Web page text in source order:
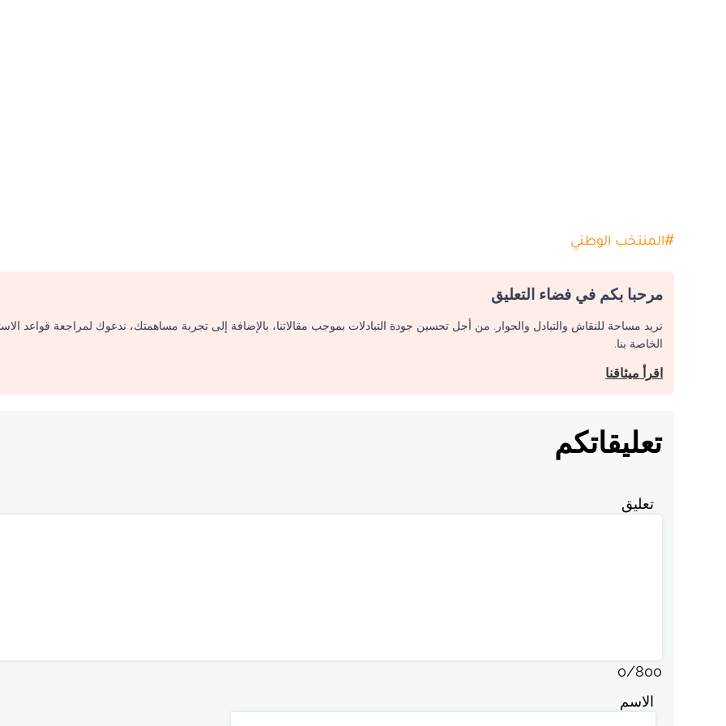
#المنتخب الوطني
مرحبا بكم في فضاء التعليق
نريد مساحة للنقاش والتبادل والحوار. من أجل تحسين جودة التبادلات بموجب مقالاتنا، بالإضافة إلى تجربة مساهمتك، ندعوك لمراجعة قواعد
الخاصة بنا.
اقرأ ميثاقنا
تعليقاتكم
تعليق
0/800
الاسم